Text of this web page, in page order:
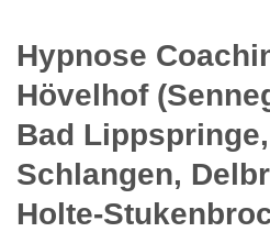
Hypnose
Hövelhof
Bad
Schlangen,
Holte-